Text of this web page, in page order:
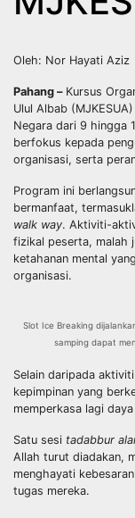
Oleh: Nor Hayati Aziz
Pahang –Kursus
Ulul Albab
Negara dari 9 hingga
berfokus kepada
organisasi, serta
Program ini
bermanfaat,
walk way. Aktiviti-
fizikal peserta, malah
ketahanan mental
organisasi.
Slot Ice Breaking
samping dapat
Selain daripada
kepimpinan yang
memperkasa lagi
Satu sesi tadabbur
Allah turut diadakan,
menghayati
tugas mereka.